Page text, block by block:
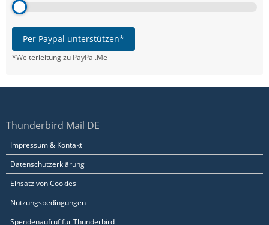
Per Paypal unterstützen*
*Weiterleitung zu PayPal.Me
Thunderbird Mail DE
Impressum & Kontakt
Datenschutzerklärung
Einsatz von Cookies
Nutzungsbedingungen
Spendenaufruf für Thunderbird